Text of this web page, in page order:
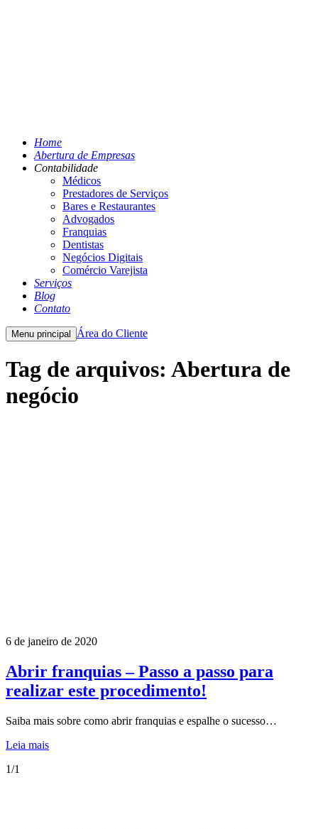
Home
Abertura de Empresas
Contabilidade
Médicos
Prestadores de Serviços
Bares e Restaurantes
Advogados
Franquias
Dentistas
Negócios Digitais
Comércio Varejista
Serviços
Blog
Contato
Menu principal Área do Cliente
Tag de arquivos: Abertura de
negócio
6 de janeiro de 2020
Abrir franquias – Passo a passo para
realizar este procedimento!
Saiba mais sobre como abrir franquias e espalhe o sucesso…
Leia mais
1/1